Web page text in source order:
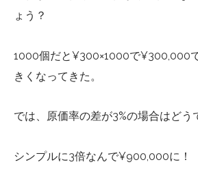
ょう？
1000個だと¥300×1000で¥300,000
きくなってきた。
では、原価率の差が3%の場合はどう
シンプルに3倍なんで¥900,000に！